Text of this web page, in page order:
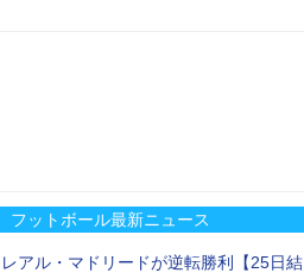
フットボール最新ニュース
レアル・マドリードが逆転勝利【25日結